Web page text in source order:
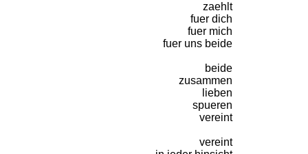
zaehlt
fuer dich
fuer mich
fuer uns beide
beide
zusammen
lieben
spueren
vereint
vereint